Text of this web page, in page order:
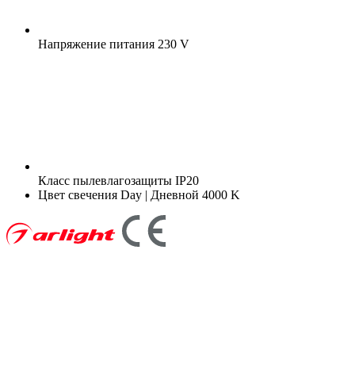
Напряжение питания 230 V
Класс пылевлагозащиты IP20
Цвет свечения Day | Дневной 4000 K